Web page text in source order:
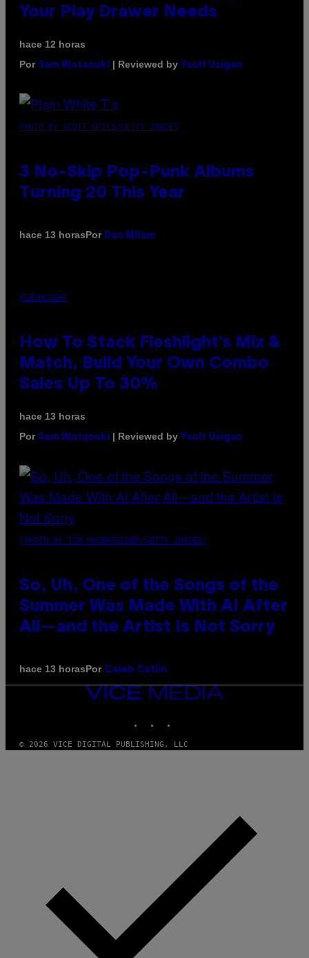
Your Play Drawer Needs
hace 12 horas
Por Sam Watanuki | Reviewed by Ysolt Usigan
PHOTO BY SCOTT GRIES/GETTY IMAGES
3 No-Skip Pop-Punk Albums
Turning 20 This Year
hace 13 horasPor Dan Milam
FLESHLIGHT
How To Stack Fleshlight’s Mix &
Match, Build Your Own Combo
Sales Up To 30%
hace 13 horas
Por Sam Watanuki | Reviewed by Ysolt Usigan
(PHOTO BY TIM MOSENFELDER/GETTY IMAGES)
So, Uh, One of the Songs of the
Summer Was Made With AI After
All—and the Artist Is Not Sorry
hace 13 horasPor Caleb Catlin
VICE
MEDIA
© 2026 VICE DIGITAL PUBLISHING, LLC